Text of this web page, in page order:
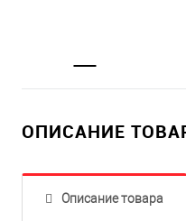
ОПИСАНИЕ
Описание товара